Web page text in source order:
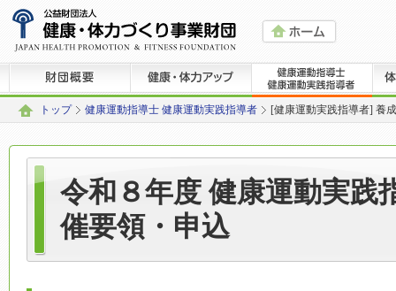
トップ 健康運動指導士 健康運動実践指導者 [健康運動実践指導者] 養
令和８年度 健康運動実践
催要領・申込